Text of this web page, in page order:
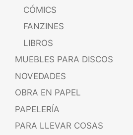
CÓMICS
FANZINES
LIBROS
MUEBLES PARA DISCOS
NOVEDADES
OBRA EN PAPEL
PAPELERÍA
PARA LLEVAR COSAS